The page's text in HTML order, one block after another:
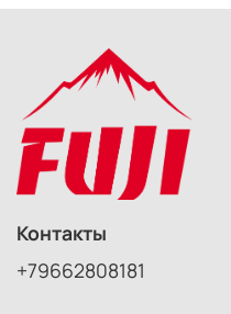
Контакты
+79662808181